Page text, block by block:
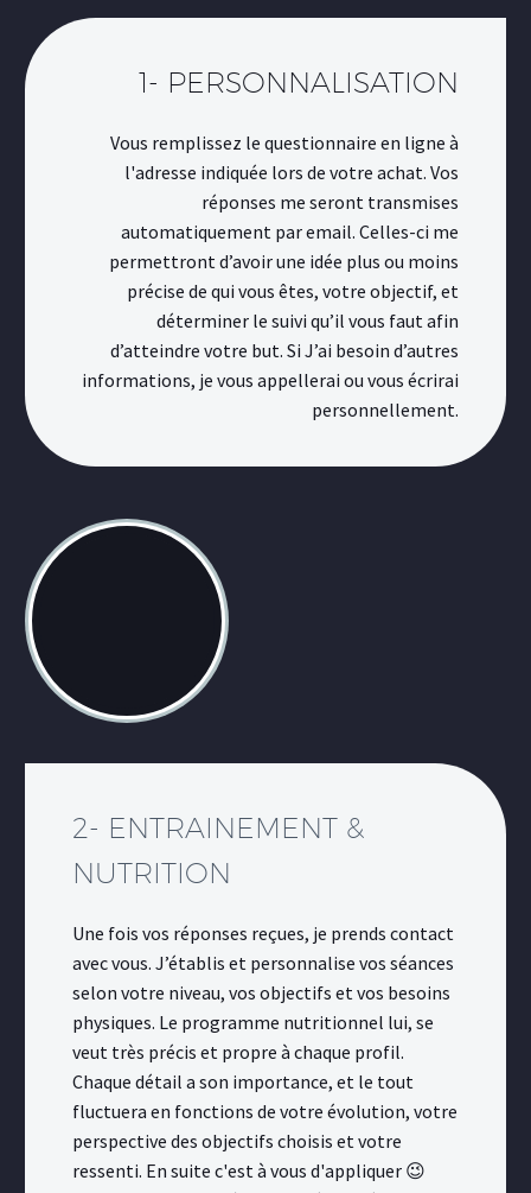
1- PERSONNALISATION
Vous remplissez le questionnaire en ligne à
l'adresse indiquée lors de votre achat. Vos
réponses me seront transmises
automatiquement par email. Celles-ci me
permettront d’avoir une idée plus ou moins
précise de qui vous êtes, votre objectif, et
déterminer le suivi qu’il vous faut afin
d’atteindre votre but. Si J’ai besoin d’autres
informations, je vous appellerai ou vous écrirai
personnellement.
2- ENTRAINEMENT &
NUTRITION
Une fois vos réponses reçues, je prends contact
avec vous. J’établis et personnalise vos séances
selon votre niveau, vos objectifs et vos besoins
physiques. Le programme nutritionnel lui, se
veut très précis et propre à chaque profil.
Chaque détail a son importance, et le tout
fluctuera en fonctions de votre évolution, votre
perspective des objectifs choisis et votre
ressenti. En suite c'est à vous d'appliquer 😉